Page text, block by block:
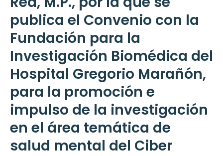
publica el Convenio con la
Fundación para la
Investigación Biomédica del
Hospital Gregorio Marañón,
para la promoción e
impulso de la investigación
en el área temática de
salud mental del Ciber